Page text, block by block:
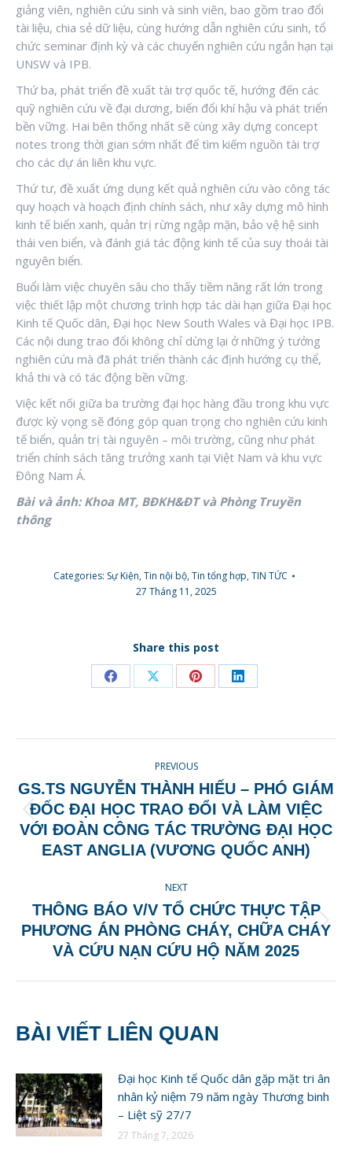
giảng viên, nghiên cứu sinh và sinh viên, bao gồm trao đổi
tài liệu, chia sẻ dữ liệu, cùng hướng dẫn nghiên cứu sinh, tổ
chức seminar định kỳ và các chuyến nghiên cứu ngắn hạn tại
UNSW và IPB.
Thứ ba, phát triển đề xuất tài trợ quốc tế, hướng đến các
quỹ nghiên cứu về đại dương, biến đổi khí hậu và phát triển
bền vững. Hai bên thống nhất sẽ cùng xây dựng concept
notes trong thời gian sớm nhất để tìm kiếm nguồn tài trợ
cho các dự án liên khu vực.
Thứ tư, đề xuất ứng dụng kết quả nghiên cứu vào công tác
quy hoạch và hoạch định chính sách, như xây dựng mô hình
kinh tế biển xanh, quản trị rừng ngập mặn, bảo vệ hệ sinh
thái ven biển, và đánh giá tác động kinh tế của suy thoái tài
nguyên biển.
Buổi làm việc chuyên sâu cho thấy tiềm năng rất lớn trong
việc thiết lập một chương trình hợp tác dài hạn giữa Đại học
Kinh tế Quốc dân, Đại học New South Wales và Đại học IPB.
Các nội dung trao đổi không chỉ dừng lại ở những ý tưởng
nghiên cứu mà đã phát triển thành các định hướng cụ thể,
khả thi và có tác động bền vững.
Việc kết nối giữa ba trường đại học hàng đầu trong khu vực
được kỳ vọng sẽ đóng góp quan trọng cho nghiên cứu kinh
tế biển, quản trị tài nguyên – môi trường, cũng như phát
triển chính sách tăng trưởng xanh tại Việt Nam và khu vực
Đông Nam Á.
Bài và ảnh: Khoa MT, BĐKH&ĐT và Phòng Truyền
thông
Categories: Sự Kiện,Tin nội bộ,Tin tổng hợp,TIN TỨC
27 Tháng 11, 2025
Share this post
Share Share Share Share
NAVIGATION
PREVIOUS
Previous
post:
GS.TS NGUYỄN THÀNH HIẾU – PHÓ GIÁM
ĐỐC ĐẠI HỌC TRAO ĐỔI VÀ LÀM VIỆC
VỚI ĐOÀN CÔNG TÁC TRƯỜNG ĐẠI HỌC
EAST ANGLIA (VƯƠNG QUỐC ANH)
NEXT
Next
post:
THÔNG BÁO V/V TỔ CHỨC THỰC TẬP
PHƯƠNG ÁN PHÒNG CHÁY, CHỮA CHÁY
VÀ CỨU NẠN CỨU HỘ NĂM 2025
BÀI VIẾT LIÊN QUAN
Đại học Kinh tế Quốc dân gặp mặt tri ân
nhân kỷ niệm 79 năm ngày Thương binh
– Liệt sỹ 27/7
27 Tháng 7, 2026